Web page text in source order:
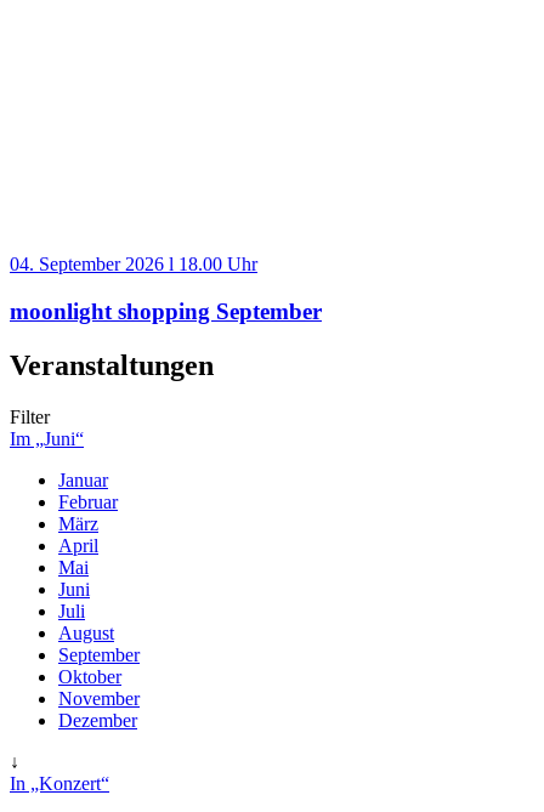
04. September 2026 l 18.00 Uhr
moonlight shopping September
Veranstaltungen
Filter
Im „Juni“
Januar
Februar
März
April
Mai
Juni
Juli
August
September
Oktober
November
Dezember
↓
In „Konzert“